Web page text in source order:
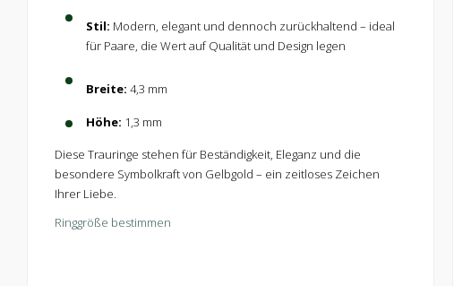
Stil: Modern, elegant und dennoch zurückhaltend – ideal
für Paare, die Wert auf Qualität und Design legen
Breite: 4,3 mm
Höhe: 1,3 mm
Diese Trauringe stehen für Beständigkeit, Eleganz und die
besondere Symbolkraft von Gelbgold – ein zeitloses Zeichen
Ihrer Liebe.
Ringgröße bestimmen